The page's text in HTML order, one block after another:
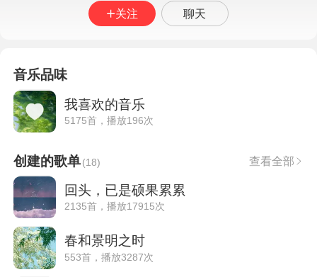
关注 聊天
音乐品味
我喜欢的音乐
5175首，播放196次
创建的歌单(18) 查看全部
回头，已是硕果累累
2135首，播放17915次
春和景明之时
553首，播放3287次